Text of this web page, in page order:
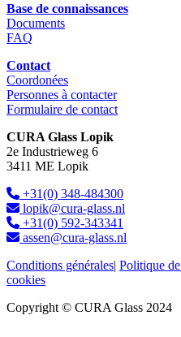
Base de connaissances
Documents
FAQ
Contact
Coordonées
Personnes à contacter
Formulaire de contact
CURA Glass Lopik
2e Industrieweg 6
3411 ME Lopik
+31(0) 348-484300
lopik@cura-glass.nl
+31(0) 592-343341
assen@cura-glass.nl
Conditions générales| Politique
cookies
Copyright © CURA Glass 2024